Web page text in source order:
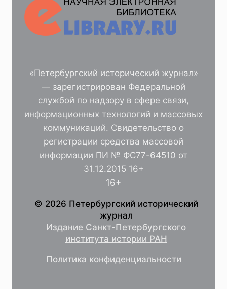
«Петербургский исторический журнал»
— зарегистрирован Федеральной
службой по надзору в сфере связи,
информационных технологий и массовых
коммуникаций. Свидетельство о
регистрации средства массовой
информации ПИ № ФС77-64510 от
31.12.2015 16+
16+
© 2026 Петербургский исторический
журнал
Издание Санкт-Петербургского
института истории РАН
Политика конфиденциальности